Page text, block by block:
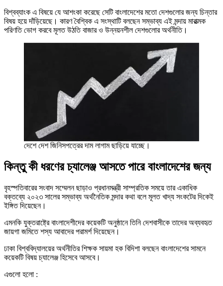
বিশ্বব্যাংক এ বিষয়ে যে আশংকা করেছে সেটি বাংলাদেশের মতো দেশগুলোর জন্য চিন্তার
বিষয় হয়ে দাঁড়িয়েছে। কারণ বৈশ্বিক এ সংস্থাটি বলছেন সম্ভাব্য এই মন্দায় মারাত্মক
পরিণতি ভোগ করবে মূলত উঠতি বাজার ও উন্নয়নশীল দেশগুলোর অর্থনীতি।
দেশে দেশ জিনিসপত্রের দাম লাগাম ছাড়িয়ে যাচ্ছে।
কিন্তু কী ধরণের চ্যালেঞ্জ আসতে পারে বাংলাদেশের জন্য
বৃহস্পতিবারের সংবাদ সম্মেলন ছাড়াও প্রধানমন্ত্রী সাম্প্রতিক সময়ে তার একাধিক
বক্তব্যে ২০২৩ সালের সম্ভাব্য অর্থনৈতিক মন্দার কথা বলে মূলত খাদ্য সংকটের দিকেই
ইঙ্গিত দিয়েছেন।
এমনকি যুক্তরাষ্ট্রে বাংলাদেশীদের কয়েকটি অনুষ্ঠানে তিনি দেশবাসীকে তাদের অব্যবহৃত
জায়গা জমিতে শস্য আবাদের পরামর্শ দিয়েছেন।
ঢাকা বিশ্ববিদ্যালয়ের অর্থনীতির শিক্ষক সায়মা হক বিদিশা বলছেন বাংলাদেশের সামনে
কয়েকটি বিষয় চ্যালেঞ্জ হিসেবে আসবে।
এগুলো হলো :